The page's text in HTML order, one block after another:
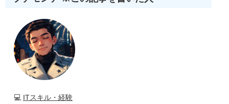
💻 ITスキル・経験